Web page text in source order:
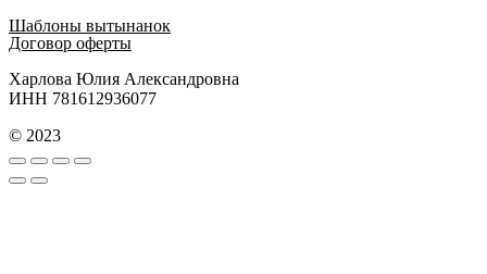
Шаблоны вытынанок
Договор оферты
Харлова Юлия Александровна
ИНН 781612936077
© 2023